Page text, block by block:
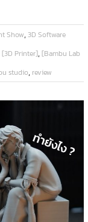
Show,3D Software
[3D Printer],[Bambu Lab
studio, review